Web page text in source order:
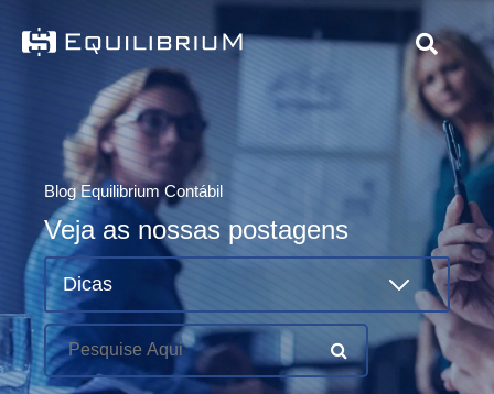
Blog Equilibrium Contábil
Veja as nossas postagens